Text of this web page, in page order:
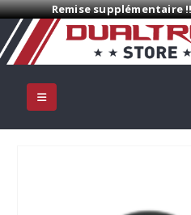
Remise supplémentaire